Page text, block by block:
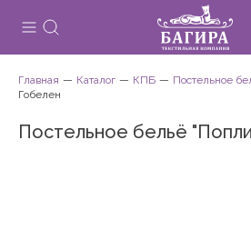
Главная Каталог КПБ
Постельное
Гобелен
Постельное бельё